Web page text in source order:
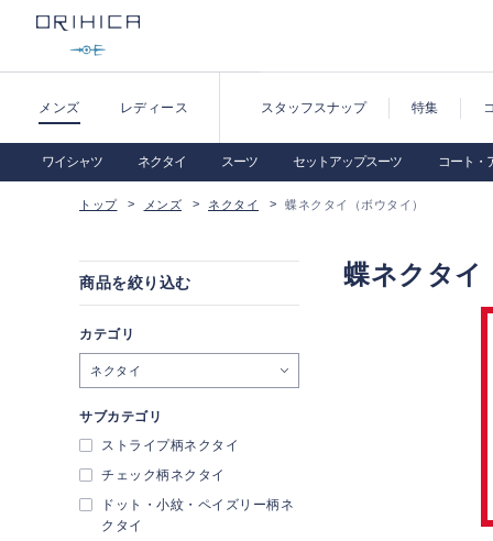
メンズ レディース スタッフスナップ 特集
ワイシャツ ネクタイ スーツ セットアップスーツ コート・
トップ メンズ ネクタイ 蝶ネクタイ（ボウタイ）
蝶ネクタイ
商品を絞り込む
カテゴリ
ネクタイ
サブカテゴリ
ストライプ柄ネクタイ
チェック柄ネクタイ
ドット・小紋・ペイズリー柄ネ
クタイ